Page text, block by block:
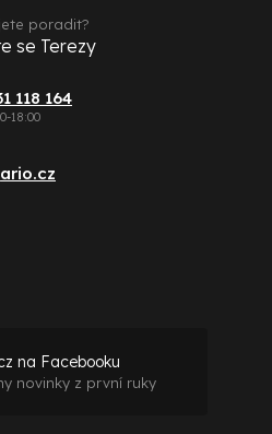
118 164
poradit?
se Terezy
na Facebooku
novinky z první ruky